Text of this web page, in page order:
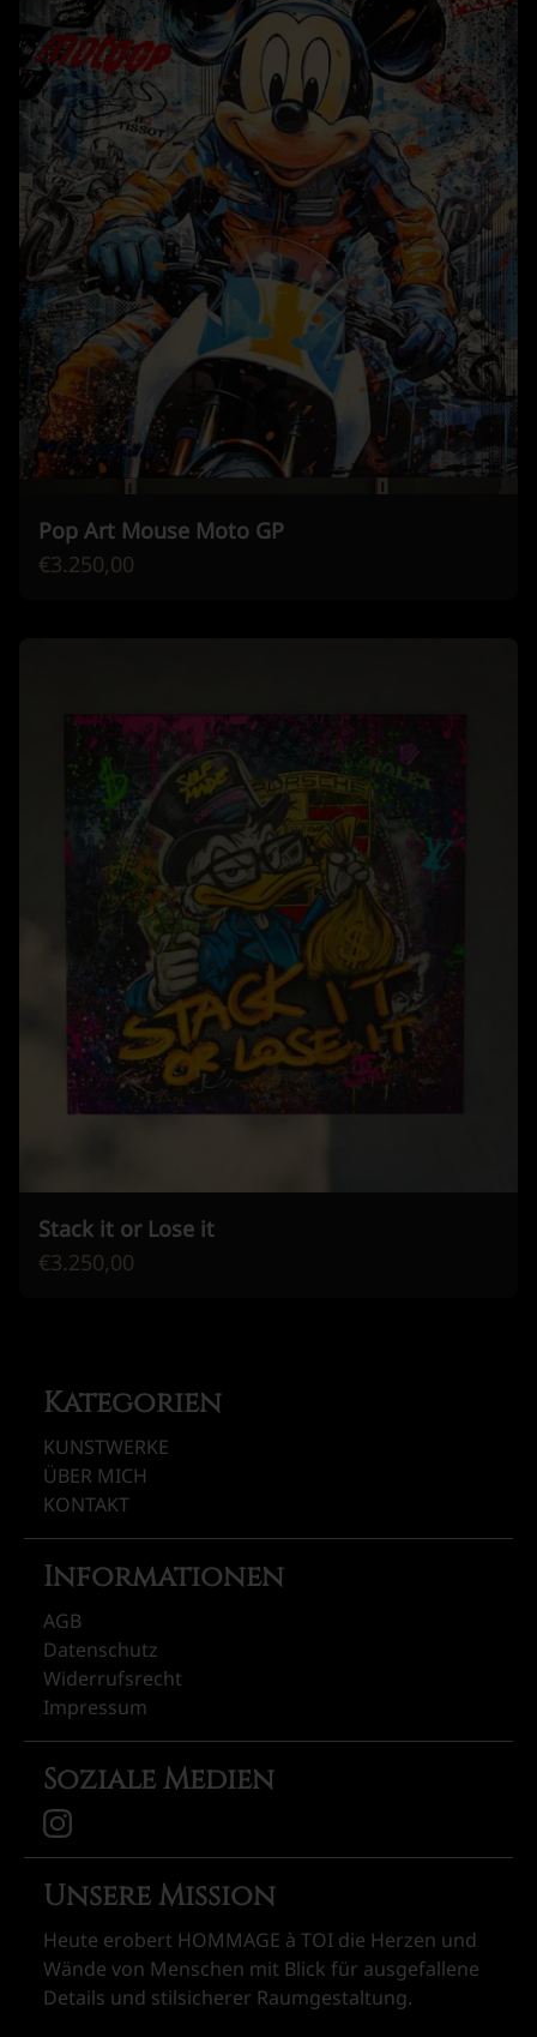
Pop Art Mouse Moto GP
€3.250,00
Stack it or Lose it
€3.250,00
Kategorien
KUNSTWERKE
ÜBER MICH
KONTAKT
Informationen
AGB
Datenschutz
Widerrufsrecht
Impressum
Soziale Medien
Unsere Mission
Heute erobert HOMMAGE à TOI die Herzen und
Wände von Menschen mit Blick für ausgefallene
Details und stilsicherer Raumgestaltung.